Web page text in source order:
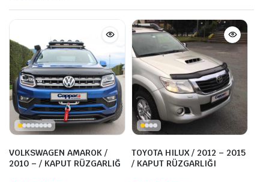
VOLKSWAGEN AMAROK /
2010 – / KAPUT RÜZGARLIĞ
TOYOTA HILUX / 2012 – 2015
/ KAPUT RÜZGARLIĞI